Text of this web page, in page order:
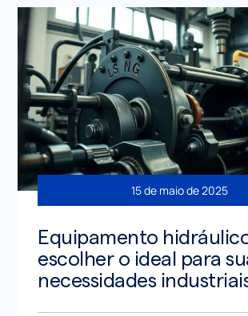
15 de maio de 2025
Equipamento
escolher o ideal para
necessidades